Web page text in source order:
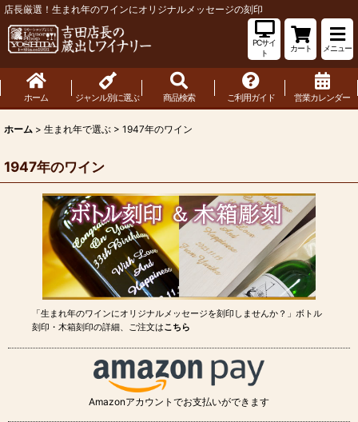
店長厳選！生まれ年のワインにオリジナルメッセージの刻印
PCサイ
ト
カート メニュー
ホーム ジャンル別に選ぶ 商品検索 ご利用ガイド 営業カレンダー
ホーム > 生まれ年で選ぶ > 1947年のワイン
1947年のワイン
「生まれ年のワインにオリジナルメッセージを刻印しませんか？」ボトル
刻印・木箱刻印の詳細、ご注文はこちら
Amazonアカウントでお支払いができます